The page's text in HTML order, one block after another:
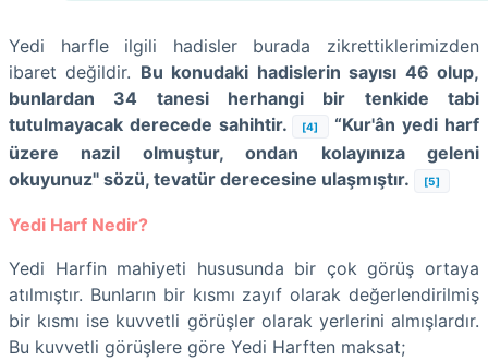
Yedi harfle ilgili hadisler burada zikrettiklerimizden
ibaret değildir. Bu konudaki hadislerin sayısı 46 olup,
bunlardan 34 tanesi herhangi bir tenkide tabi
tutulmayacak derecede sahihtir.
[4]
“Kur'ân yedi harf
üzere nazil olmuştur, ondan kolayınıza geleni
okuyunuz" sözü, tevatür derecesine ulaşmıştır.
[5]
Yedi Harf Nedir?
Yedi Harfin mahiyeti hususunda bir çok görüş ortaya
atılmıştır. Bunların bir kısmı zayıf olarak değerlendirilmiş
bir kısmı ise kuvvetli görüşler olarak yerlerini almışlardır.
Bu kuvvetli görüşlere göre Yedi Harften maksat;